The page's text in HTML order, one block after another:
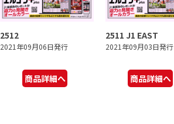
2512
2021年09月06日発行
商品詳細へ
2511 J1 EAST
2021年09月03日発行
商品詳細へ